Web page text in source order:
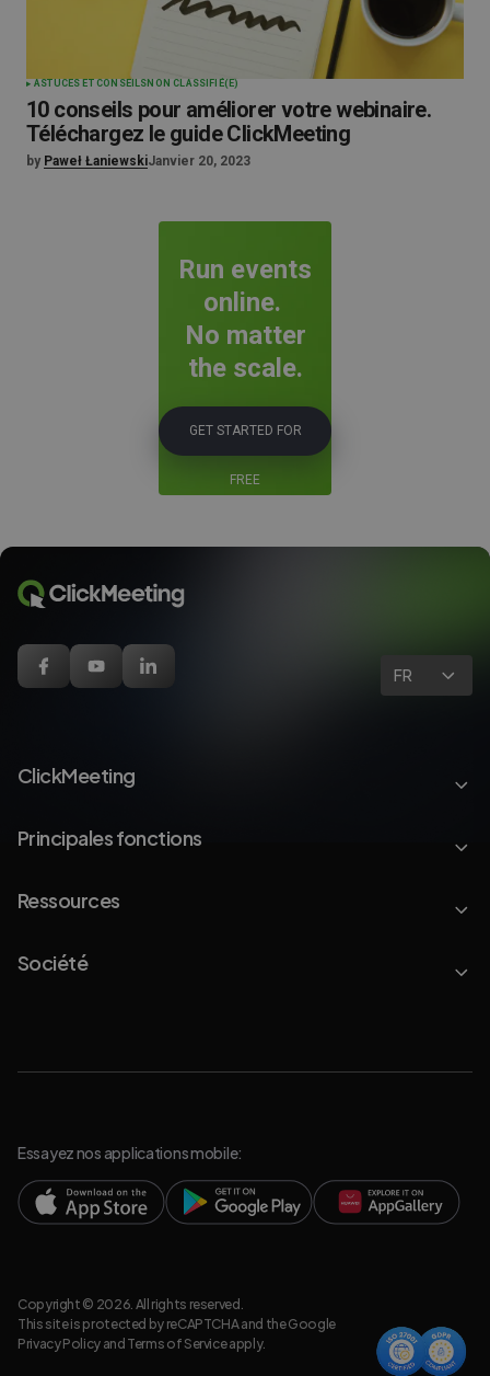
ASTUCES ET CONSEILS NON CLASSIFIÉ(E)
10 conseils pour améliorer votre webinaire.
Téléchargez le guide ClickMeeting
by Paweł ŁaniewskiJanvier 20, 2023
Run events
online.
No matter
the scale.
GET STARTED FOR
FREE
FR
ClickMeeting
Principales fonctions
Ressources
Société
Essayez nos applications mobile:
Copyright © 2026. All rights reserved.
This site is protected by reCAPTCHA and the Google
Privacy Policyand Terms of Serviceapply.